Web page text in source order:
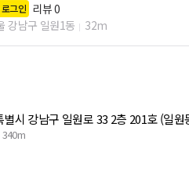
로그인 리뷰0
강남구 일원1동
32m
별시 강남구 일원로 33 2층 201호 (일원